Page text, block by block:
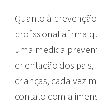
Quanto à
profissional afirma
uma medida
orientação dos
crianças, cada vez
contato com a